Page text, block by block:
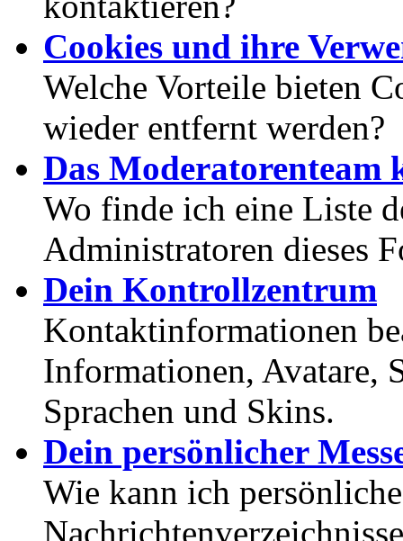
Cookies und ihre
Welche Vorteile bieten
wieder entfernt werden?
Das Moderatorenteam
Wo finde ich eine Liste
Administratoren dieses
Dein Kontrollzentrum
Kontaktinformationen
Informationen, Avatare,
Sprachen und Skins.
Dein persönlicher
Wie kann ich